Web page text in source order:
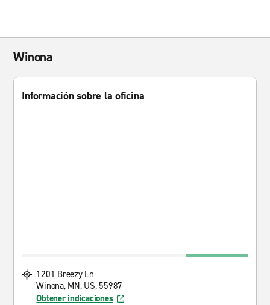
Winona
Información sobre la oficina
1201 Breezy Ln
Winona, MN, US, 55987
Obtener indicaciones